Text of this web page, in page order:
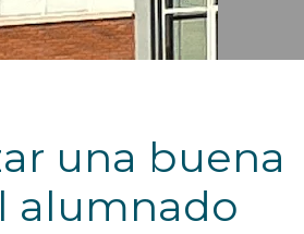
una buena
alumnado